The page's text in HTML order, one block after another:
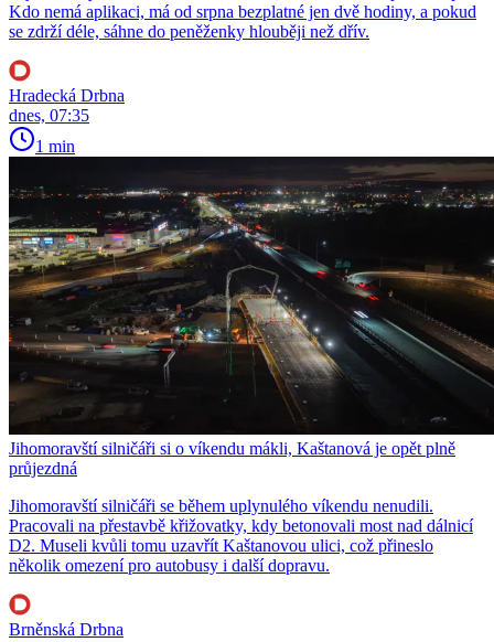
Kdo nemá aplikaci, má od srpna bezplatné jen dvě hodiny, a pokud
se zdrží déle, sáhne do peněženky hlouběji než dřív.
Hradecká Drbna
dnes, 07:35
1 min
Jihomoravští silničáři si o víkendu mákli, Kaštanová je opět plně
průjezdná
Jihomoravští silničáři se během uplynulého víkendu nenudili.
Pracovali na přestavbě křižovatky, kdy betonovali most nad dálnicí
D2. Museli kvůli tomu uzavřít Kaštanovou ulici, což přineslo
několik omezení pro autobusy i další dopravu.
Brněnská Drbna